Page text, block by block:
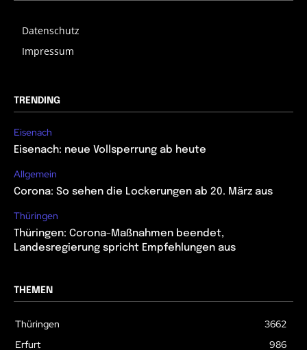
Datenschutz
Impressum
TRENDING
Eisenach
Eisenach: neue Vollsperrung ab heute
Allgemein
Corona: So sehen die Lockerungen ab 20. März aus
Thüringen
Thüringen: Corona-Maßnahmen beendet,
Landesregierung spricht Empfehlungen aus
THEMEN
Thüringen
3662
Erfurt
986